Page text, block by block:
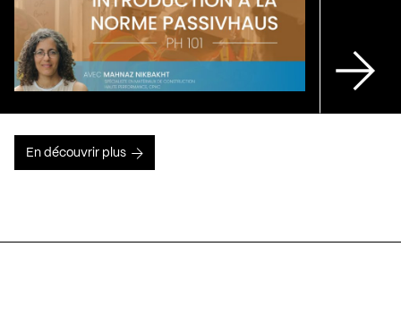
En découvrir plus